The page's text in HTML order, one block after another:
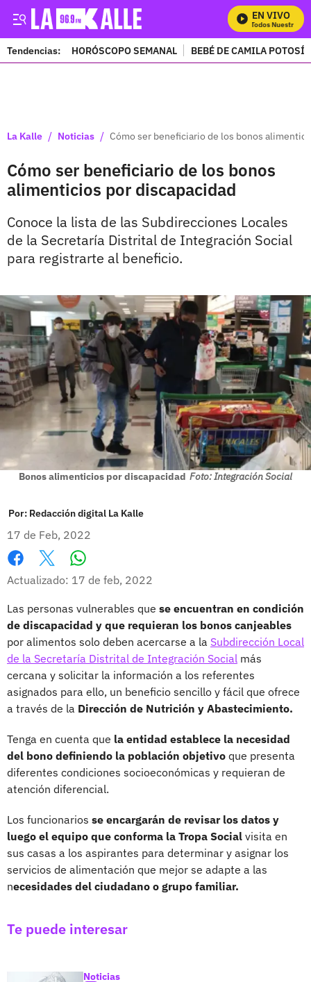
EN VIVO
Mira Todos Nuestros
Tendencias: HORÓSCOPO SEMANAL BEBÉ DE CAMILA POTOSÍ
La Kalle / Noticias / Cómo ser beneficiario de los bonos
Cómo ser beneficiario de los bonos
alimenticios por discapacidad
Conoce la lista de las Subdirecciones Locales
de la Secretaría Distrital de Integración Social
para registrarte al beneficio.
Bonos alimenticios por discapacidad Foto: Integración Social
Por: Redacción digital La Kalle
17 de Feb, 2022
Facebook
X
Actualizado: 17 de feb, 2022
Las personas vulnerables que se encuentran en condición
de discapacidad y que requieran los bonos canjeables
por alimentos solo deben acercarse a la Subdirección Local
de la Secretaría Distrital de Integración Social más
cercana y solicitar la información a los referentes
asignados para ello, un beneficio sencillo y fácil que ofrece
a través de la Dirección de Nutrición y Abastecimiento.
Tenga en cuenta que la entidad establece la necesidad
del bono definiendo la población objetivo que presenta
diferentes condiciones socioeconómicas y requieran de
atención diferencial.
Los funcionarios se encargarán de revisar los datos y
luego el equipo que conforma la Tropa Social visita en
sus casas a los aspirantes para determinar y asignar los
servicios de alimentación que mejor se adapte a las
necesidades del ciudadano o grupo familiar.
Te puede interesar
Noticias